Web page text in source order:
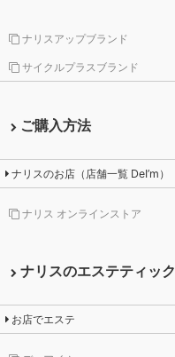
ナリスアップブランド
サイクルプラスブランド
ご購入方法
ナリスのお店（店舗一覧 DeI’m）
ナリス オンラインストア
ナリスのエステティック
お店でエステ